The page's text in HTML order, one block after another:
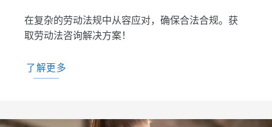
在复杂的劳动法规中从容应对，确保合法合规。获
取劳动法咨询解决方案！
了解更多